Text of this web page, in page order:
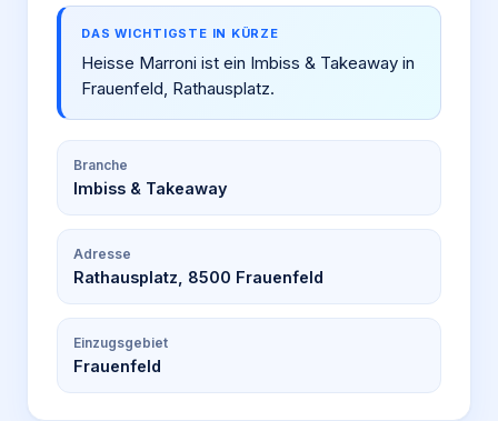
DAS WICHTIGSTE IN KÜRZE
Heisse Marroni ist ein Imbiss & Takeaway in
Frauenfeld, Rathausplatz.
Branche
Imbiss & Takeaway
Adresse
Rathausplatz, 8500 Frauenfeld
Einzugsgebiet
Frauenfeld